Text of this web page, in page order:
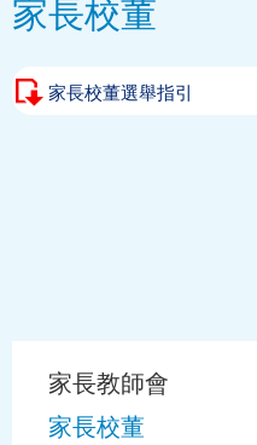
連
家長校董
家長校董選舉指引
Main
navigation
家長教師會
家長校董